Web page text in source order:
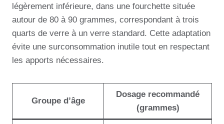
légèrement inférieure, dans une fourchette située
autour de 80 à 90 grammes, correspondant à trois
quarts de verre à un verre standard. Cette adaptation
évite une surconsommation inutile tout en respectant
les apports nécessaires.
Groupe d’âge
Dosage recommandé
(grammes)